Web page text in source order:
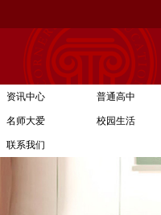
资讯中心 普通高中
名师大爱 校园生活
联系我们